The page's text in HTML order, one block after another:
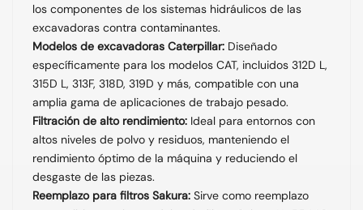
los componentes de los sistemas hidráulicos de las
excavadoras contra contaminantes.
Modelos de excavadoras Caterpillar: Diseñado
específicamente para los modelos CAT, incluidos 312D L,
315D L, 313F, 318D, 319D y más, compatible con una
amplia gama de aplicaciones de trabajo pesado.
Filtración de alto rendimiento: Ideal para entornos con
altos niveles de polvo y residuos, manteniendo el
rendimiento óptimo de la máquina y reduciendo el
desgaste de las piezas.
Reemplazo para filtros Sakura: Sirve como reemplazo